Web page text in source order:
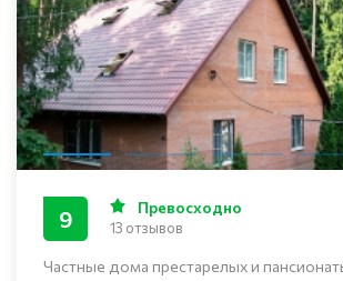
Частные дома престарелых и
9 Превосходно
13 отзывов